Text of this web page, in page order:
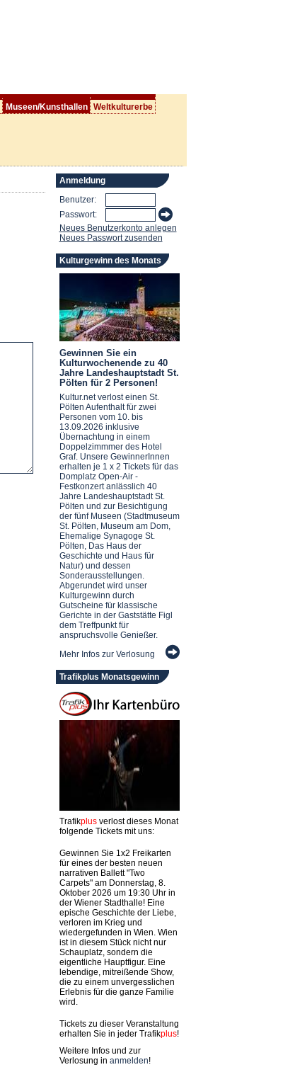
Museen/Kunsthallen Weltkulturerbe
Anmeldung
Benutzer:
Passwort:
Neues Benutzerkonto anlegen
Neues Passwort zusenden
Kulturgewinn des Monats
Gewinnen Sie ein
Kulturwochenende zu 40
Jahre Landeshauptstadt St.
Pölten für 2 Personen!
Kultur.net verlost einen St.
Pölten Aufenthalt für zwei
Personen vom 10. bis
13.09.2026 inklusive
Übernachtung in einem
Doppelzimmmer des Hotel
Graf. Unsere GewinnerInnen
erhalten je 1 x 2 Tickets für das
Domplatz Open-Air -
Festkonzert anlässlich 40
Jahre Landeshauptstadt St.
Pölten und zur Besichtigung
der fünf Museen (Stadtmuseum
St. Pölten, Museum am Dom,
Ehemalige Synagoge St.
Pölten, Das Haus der
Geschichte und Haus für
Natur) und dessen
Sonderausstellungen.
Abgerundet wird unser
Kulturgewinn durch
Gutscheine für klassische
Gerichte in der Gaststätte Figl
dem Treffpunkt für
anspruchsvolle Genießer.
Mehr Infos zur Verlosung
Trafikplus Monatsgewinn
Trafikplusverlost dieses Monat
folgende Tickets mit uns:
Gewinnen Sie 1x2 Freikarten
für eines der besten neuen
narrativen Ballett "Two
Carpets" am Donnerstag, 8.
Oktober 2026 um 19:30 Uhr in
der Wiener Stadthalle! Eine
epische Geschichte der Liebe,
verloren im Krieg und
wiedergefunden in Wien. Wien
ist in diesem Stück nicht nur
Schauplatz, sondern die
eigentliche Hauptfigur. Eine
lebendige, mitreißende Show,
die zu einem unvergesslichen
Erlebnis für die ganze Familie
wird.
Tickets zu dieser Veranstaltung
erhalten Sie in jeder Trafikplus!
Weitere Infos und zur
Verlosung in anmelden!